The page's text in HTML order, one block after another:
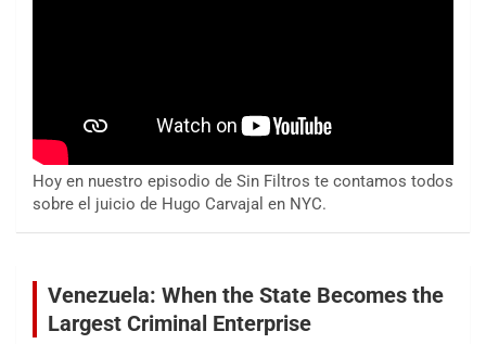
Hoy en nuestro episodio de Sin Filtros te contamos todos
sobre el juicio de Hugo Carvajal en NYC.
Venezuela: When the State Becomes the
Largest Criminal Enterprise